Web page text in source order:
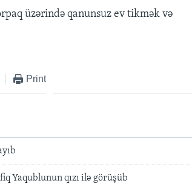
üzərində qanunsuz ev tikmək və
Print
Yaqublunun qızı ilə görüşüb